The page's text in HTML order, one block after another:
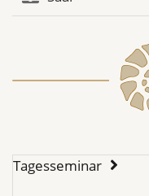
Tagesseminar